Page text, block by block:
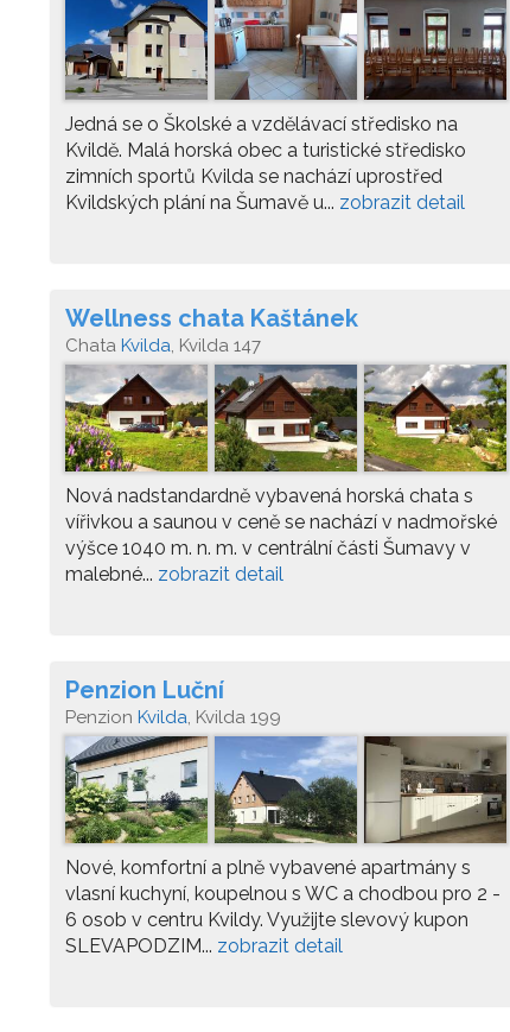
Jedná se o Školské a vzdělávací středisko na
Kvildě. Malá horská obec a turistické středisko
zimních sportů Kvilda se nachází uprostřed
Kvildských plání na Šumavě u... zobrazit detail
Wellness chata Kaštánek
Chata Kvilda, Kvilda 147
Nová nadstandardně vybavená horská chata s
vířivkou a saunou v ceně se nachází v nadmořské
výšce 1040 m. n. m. v centrální části Šumavy v
malebné... zobrazit detail
Penzion Luční
Penzion Kvilda, Kvilda 199
Nové, komfortní a plně vybavené apartmány s
vlasní kuchyní, koupelnou s WC a chodbou pro 2 -
6 osob v centru Kvildy. Využijte slevový kupon
SLEVAPODZIM... zobrazit detail